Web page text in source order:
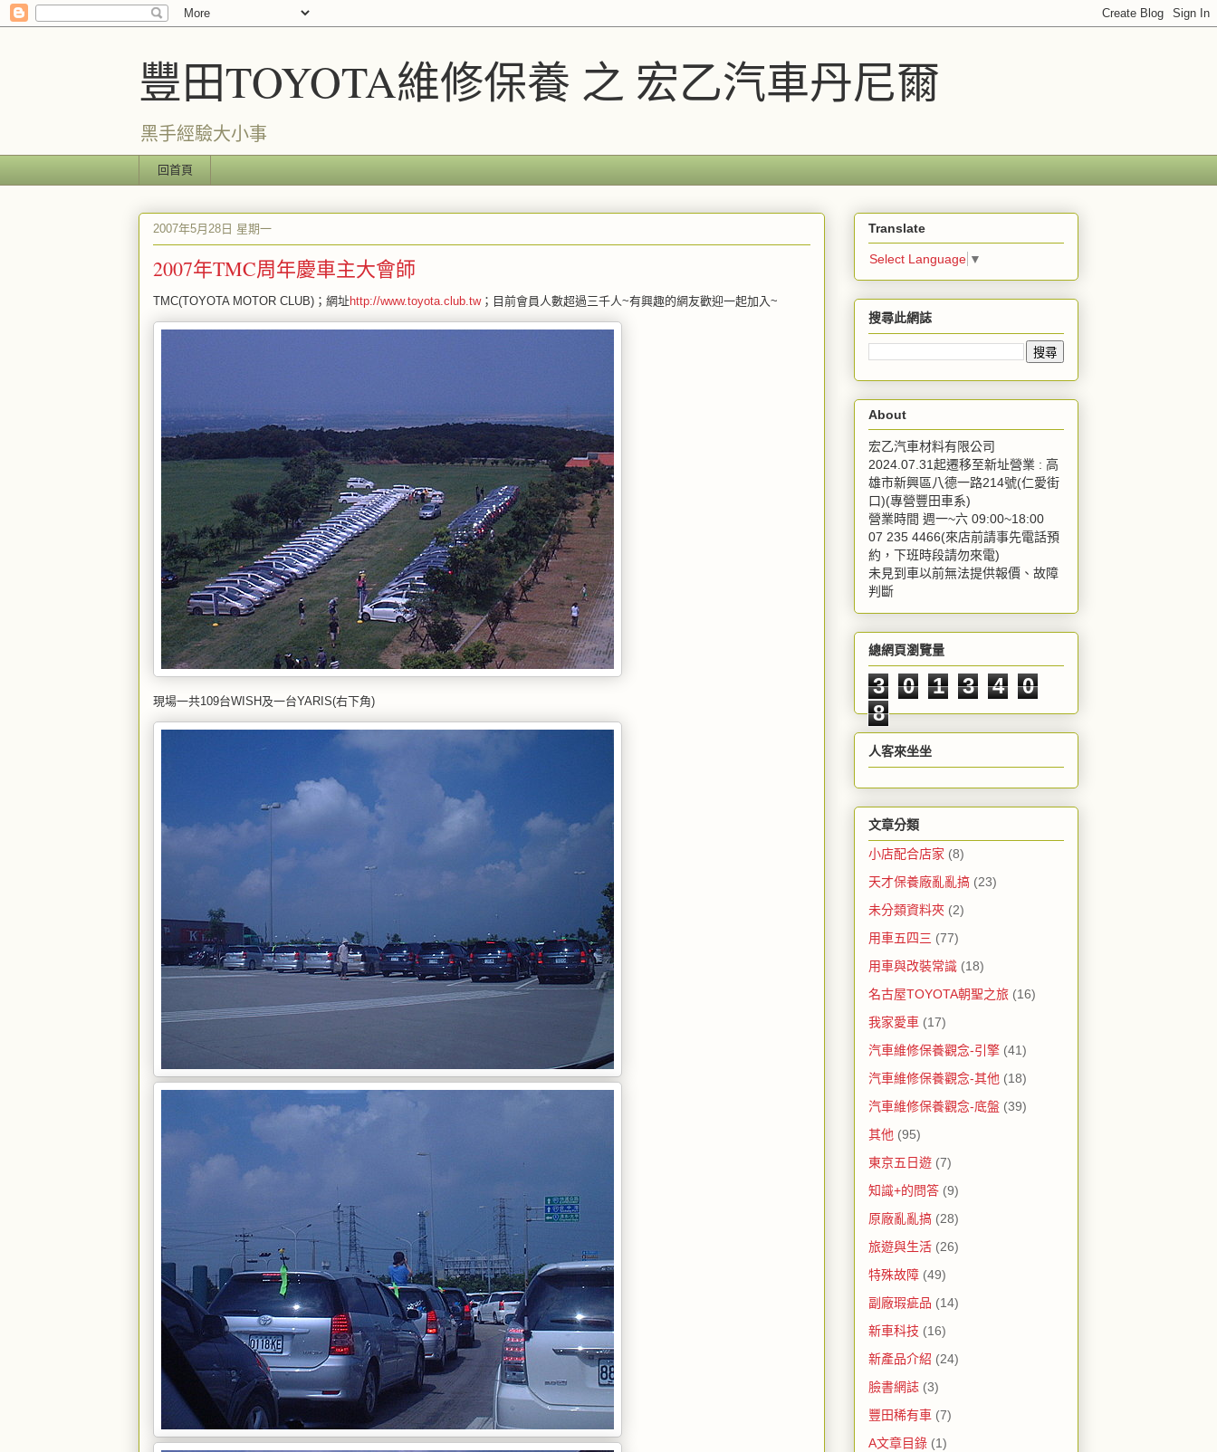
豐田TOYOTA維修保養 之 宏乙汽車丹尼爾
黑手經驗大小事
回首頁
2007年5月28日 星期一
2007年TMC周年慶車主大會師
TMC(TOYOTA MOTOR CLUB)；網址http://www.toyota.club.tw；目前會員人數超過三千人~有興趣的網友歡迎一起加入~
現場一共109台WISH及一台YARIS(右下角)
Translate
Select Language ▼
搜尋此網誌
About
宏乙汽車材料有限公司
2024.07.31起遷移至新址營業 : 高
雄市新興區八德一路214號(仁愛街
口)(專營豐田車系)
營業時間 週一~六 09:00~18:00
07 235 4466(來店前請事先電話預
約，下班時段請勿來電)
未見到車以前無法提供報價、故障
判斷
總網頁瀏覽量
3 0 1 3 4
0
8
人客來坐坐
文章分類
小店配合店家 (8)
天才保養廠亂亂搞 (23)
未分類資料夾 (2)
用車五四三 (77)
用車與改裝常識 (18)
名古屋TOYOTA朝聖之旅 (16)
我家愛車 (17)
汽車維修保養觀念-引擎 (41)
汽車維修保養觀念-其他 (18)
汽車維修保養觀念-底盤 (39)
其他 (95)
東京五日遊 (7)
知識+的問答 (9)
原廠亂亂搞 (28)
旅遊與生活 (26)
特殊故障 (49)
副廠瑕疵品 (14)
新車科技 (16)
新產品介紹 (24)
臉書網誌 (3)
豐田稀有車 (7)
A文章目錄 (1)